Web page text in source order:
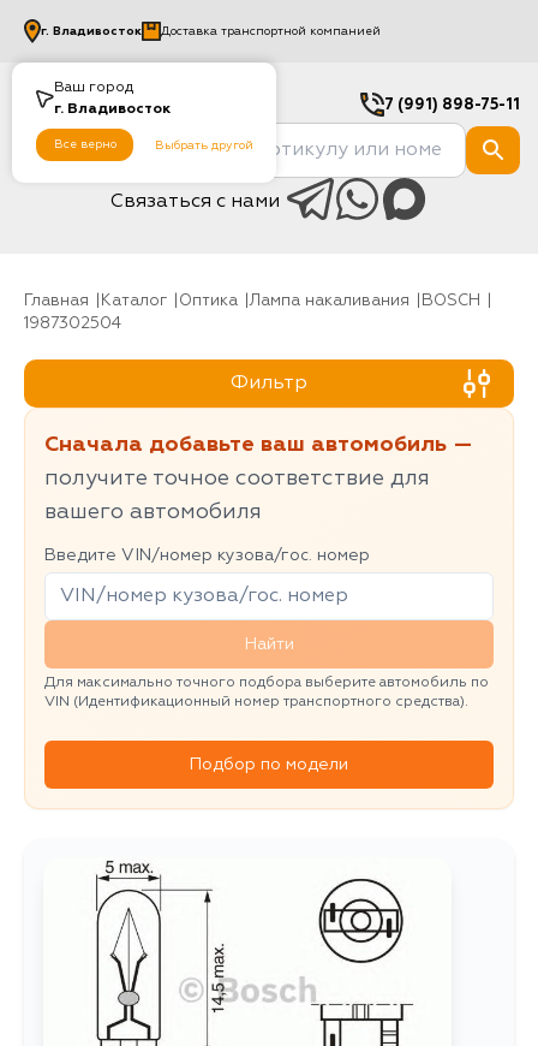
Ваш город
г. Владивосток
Все верно Выбрать другой
г. Владивосток Доставка транспортной компанией
7 (991) 898-75-11
Связаться с нами
Главная Каталог Оптика Лампа накаливания
BOSCH
1987302504
Фильтр
Сначала добавьте ваш автомобиль —
получите точное соответствие для
вашего автомобиля
Введите VIN/номер кузова/гос. номер
Найти
Для максимально точного подбора выберите автомобиль по
VIN (Идентификационный номер транспортного средства).
Подбор по модели